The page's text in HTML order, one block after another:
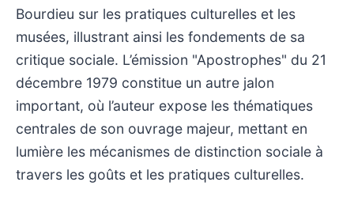
Bourdieu sur les pratiques culturelles et les
musées, illustrant ainsi les fondements de sa
critique sociale. L’émission "Apostrophes" du 21
décembre 1979 constitue un autre jalon
important, où l’auteur expose les thématiques
centrales de son ouvrage majeur, mettant en
lumière les mécanismes de distinction sociale à
travers les goûts et les pratiques culturelles.